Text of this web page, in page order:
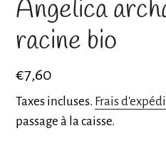
Angelica
racine bio
Prix
normal
€7,60
Taxes incluses. Frais
passage à la caisse.